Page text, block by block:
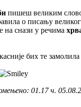
пишеш великим
о писању
на снази у речима
бих те
01.17 ч.